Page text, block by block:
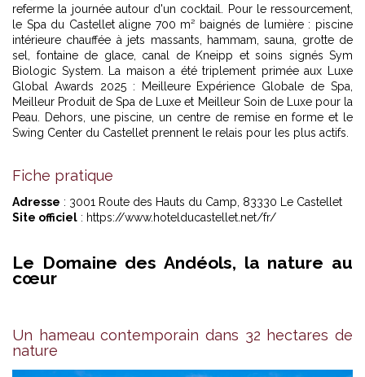
referme la journée autour d'un cocktail. Pour le ressourcement,
le Spa du Castellet aligne 700 m² baignés de lumière : piscine
intérieure chauffée à jets massants, hammam, sauna, grotte de
sel, fontaine de glace, canal de Kneipp et soins signés Sym
Biologic System. La maison a été triplement primée aux Luxe
Global Awards 2025 : Meilleure Expérience Globale de Spa,
Meilleur Produit de Spa de Luxe et Meilleur Soin de Luxe pour la
Peau. Dehors, une piscine, un centre de remise en forme et le
Swing Center du Castellet prennent le relais pour les plus actifs.
Fiche pratique
Adresse : 3001 Route des Hauts du Camp, 83330 Le Castellet
Site officiel : https://www.hotelducastellet.net/fr/
Le Domaine des Andéols, la nature au
cœur
Un hameau contemporain dans 32 hectares de
nature